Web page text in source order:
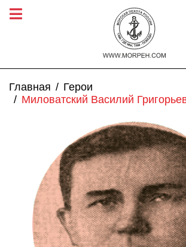
Главная
Герои
Миловатский Василий